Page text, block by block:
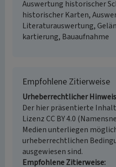
Auswertung historischer
historischer Karten,
Literaturauswertung,
kartierung, Bauaufnahme
Empfohlene Zitierweise
Urheberrechtlicher Hinweis
Der hier präsentierte
Lizenz CC BY 4.0
Medien unterliegen
urheberrechtlichen
ausgewiesen sind.
Empfohlene Zitierweise